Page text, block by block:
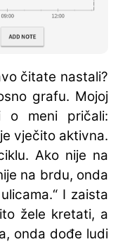
čitate nastali?
grafu. Mojoj
o meni pričali:
vječito aktivna.
Ako nije na
na brdu, onda
I zaista
žele kretati, a
onda dođe ludi